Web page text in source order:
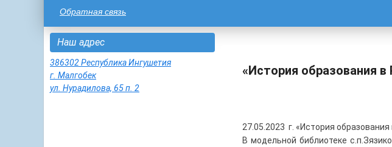
Обратная связь
Наш адрес
386302 Республика Ингушетия
г. Малгобек
ул. Нурадилова, 65 п. 2
«История образования в
27.05.2023 г. «История образования
В модельной библиотеке